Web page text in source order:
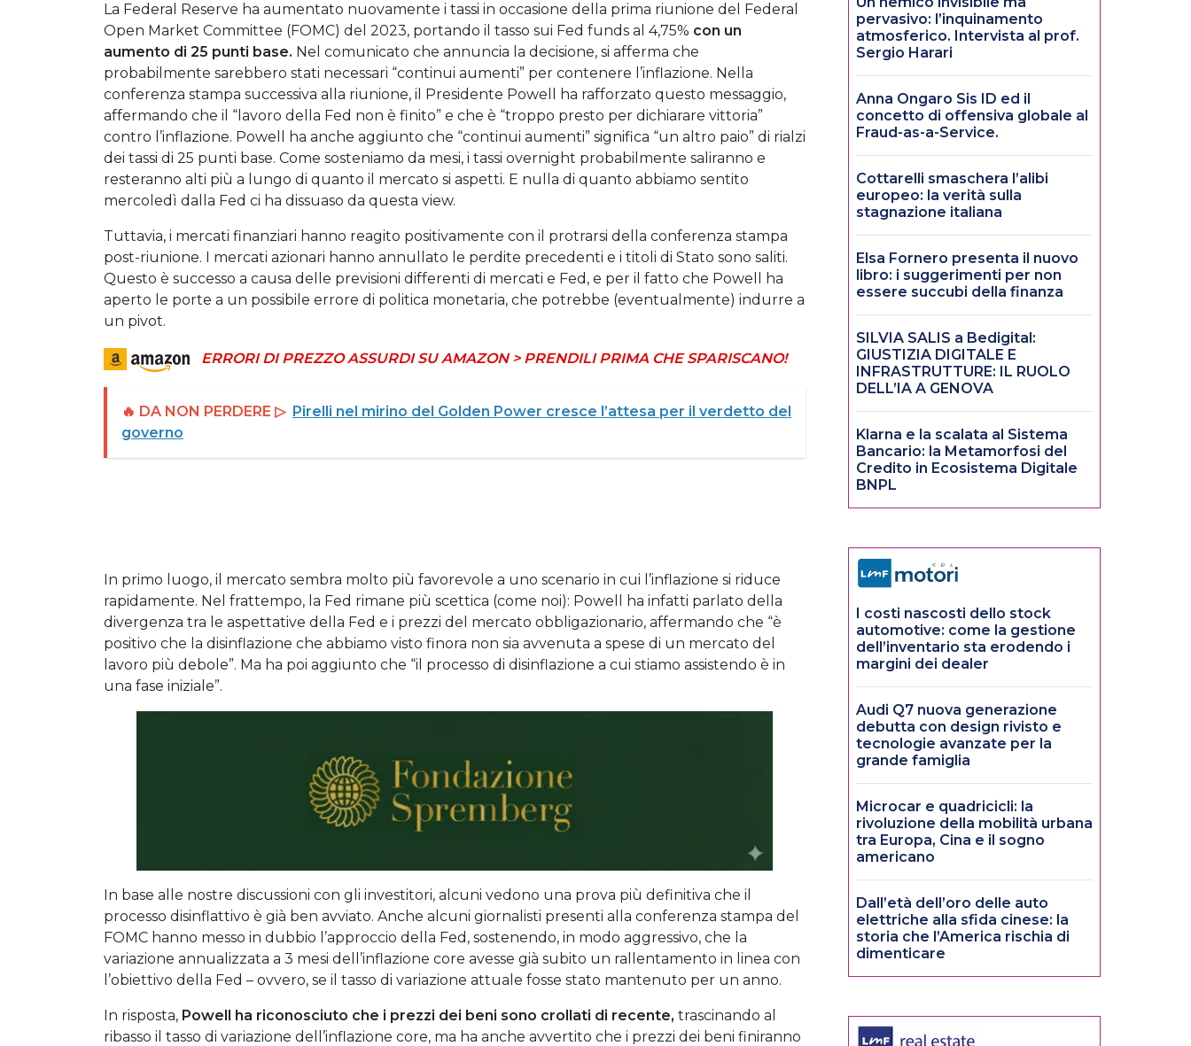
La Federal Reserve ha aumentato nuovamente i tassi in occasione della prima riunione del Federal
Open Market Committee (FOMC) del 2023, portando il tasso sui Fed funds al 4,75% con un
aumento di 25 punti base. Nel comunicato che annuncia la decisione, si afferma che
probabilmente sarebbero stati necessari “continui aumenti” per contenere l’inflazione. Nella
conferenza stampa successiva alla riunione, il Presidente Powell ha rafforzato questo messaggio,
affermando che il “lavoro della Fed non è finito” e che è “troppo presto per dichiarare vittoria”
contro l’inflazione. Powell ha anche aggiunto che “continui aumenti” significa “un altro paio” di rialzi
dei tassi di 25 punti base. Come sosteniamo da mesi, i tassi overnight probabilmente saliranno e
resteranno alti più a lungo di quanto il mercato si aspetti. E nulla di quanto abbiamo sentito
mercoledì dalla Fed ci ha dissuaso da questa view.
Tuttavia, i mercati finanziari hanno reagito positivamente con il protrarsi della conferenza stampa
post-riunione. I mercati azionari hanno annullato le perdite precedenti e i titoli di Stato sono saliti.
Questo è successo a causa delle previsioni differenti di mercati e Fed, e per il fatto che Powell ha
aperto le porte a un possibile errore di politica monetaria, che potrebbe (eventualmente) indurre a
un pivot.
ERRORI DI PREZZO ASSURDI SU AMAZON > PRENDILI PRIMA CHE SPARISCANO!
🔥 DA NON PERDERE ▷ Pirelli nel mirino del Golden Power cresce l’attesa per il verdetto del
governo
In primo luogo, il mercato sembra molto più favorevole a uno scenario in cui l’inflazione si riduce
rapidamente. Nel frattempo, la Fed rimane più scettica (come noi): Powell ha infatti parlato della
divergenza tra le aspettative della Fed e i prezzi del mercato obbligazionario, affermando che “è
positivo che la disinflazione che abbiamo visto finora non sia avvenuta a spese di un mercato del
lavoro più debole”. Ma ha poi aggiunto che “il processo di disinflazione a cui stiamo assistendo è in
una fase iniziale”.
In base alle nostre discussioni con gli investitori, alcuni vedono una prova più definitiva che il
processo disinflattivo è già ben avviato. Anche alcuni giornalisti presenti alla conferenza stampa del
FOMC hanno messo in dubbio l’approccio della Fed, sostenendo, in modo aggressivo, che la
variazione annualizzata a 3 mesi dell’inflazione core avesse già subito un rallentamento in linea con
l’obiettivo della Fed – ovvero, se il tasso di variazione attuale fosse stato mantenuto per un anno.
In risposta, Powell ha riconosciuto che i prezzi dei beni sono crollati di recente, trascinando al
ribasso il tasso di variazione dell’inflazione core, ma ha anche avvertito che i prezzi dei beni finiranno
pervasivo: l’inquinamento
atmosferico. Intervista al prof.
Sergio Harari
Anna Ongaro Sis ID ed il
concetto di offensiva globale al
Fraud-as-a-Service.
Cottarelli smaschera l’alibi
europeo: la verità sulla
stagnazione italiana
Elsa Fornero presenta il nuovo
libro: i suggerimenti per non
essere succubi della finanza
SILVIA SALIS a Bedigital:
GIUSTIZIA DIGITALE E
INFRASTRUTTURE: IL RUOLO
DELL’IA A GENOVA
Klarna e la scalata al Sistema
Bancario: la Metamorfosi del
Credito in Ecosistema Digitale
BNPL
I costi nascosti dello stock
automotive: come la gestione
dell’inventario sta erodendo i
margini dei dealer
Audi Q7 nuova generazione
debutta con design rivisto e
tecnologie avanzate per la
grande famiglia
Microcar e quadricicli: la
rivoluzione della mobilità urbana
tra Europa, Cina e il sogno
americano
Dall’età dell’oro delle auto
elettriche alla sfida cinese: la
storia che l’America rischia di
dimenticare